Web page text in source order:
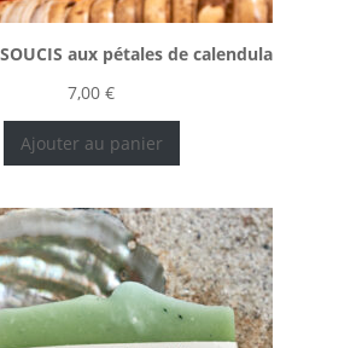
aux pétales de calendula
7,00€
Ajouter au panier